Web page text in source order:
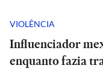
VIOLÊNCIA
Influenciador
enquanto fazia